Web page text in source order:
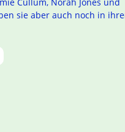
Cullum, Norah Jones und
sie aber auch noch in